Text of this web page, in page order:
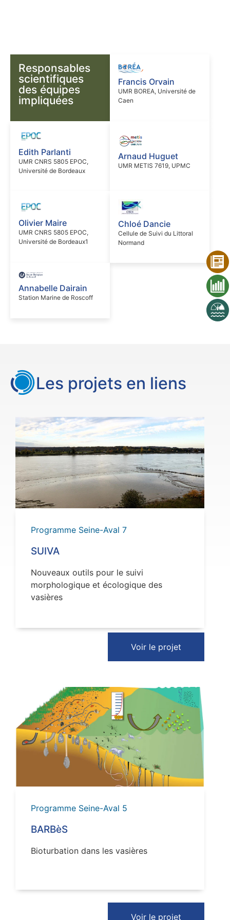
Responsables
scientifiques
des équipes
impliquées
Francis Orvain
UMR BOREA, Université de
Caen
Edith Parlanti
UMR CNRS 5805 EPOC,
Université de Bordeaux
Arnaud Huguet
UMR METIS 7619, UPMC
Olivier Maire
UMR CNRS 5805 EPOC,
Université de Bordeaux1
Chloé Dancie
Cellule de Suivi du Littoral
Normand
Annabelle Dairain
Station Marine de Roscoff
Les projets en liens
VOIR
Programme Seine-Aval 7
SUIVA
Nouveaux outils pour le suivi
morphologique et écologique des
vasières
Voir le projet
VOIR
Programme Seine-Aval 5
BARBèS
Bioturbation dans les vasières
Voir le projet